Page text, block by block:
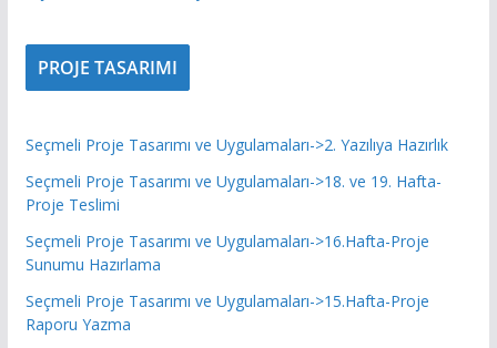
PROJE TASARIMI
Seçmeli Proje Tasarımı ve Uygulamaları->2. Yazılıya Hazırlık
Seçmeli Proje Tasarımı ve Uygulamaları->18. ve 19. Hafta-
Proje Teslimi
Seçmeli Proje Tasarımı ve Uygulamaları->16.Hafta-Proje
Sunumu Hazırlama
Seçmeli Proje Tasarımı ve Uygulamaları->15.Hafta-Proje
Raporu Yazma